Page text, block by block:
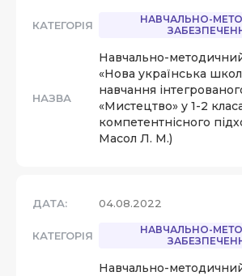
КАТЕГОРІЯ
НАВЧАЛЬНО-
НАЗВА
Навчально-
«Нова українська
навчання
«Мистецтво» у 1-2
компетентнісного
Масол Л. М.)
ДАТА: 04.08.2022
КАТЕГОРІЯ
НАВЧАЛЬНО-
Навчально-